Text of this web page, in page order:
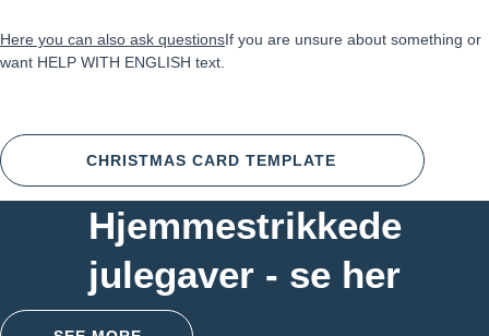
Here you can also ask questionsIf you are unsure about something or
want HELP WITH ENGLISH text.
CHRISTMAS CARD TEMPLATE
Hjemmestrikkede
julegaver - se her